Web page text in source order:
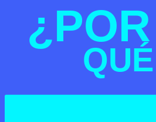
¿POR
QUÉ